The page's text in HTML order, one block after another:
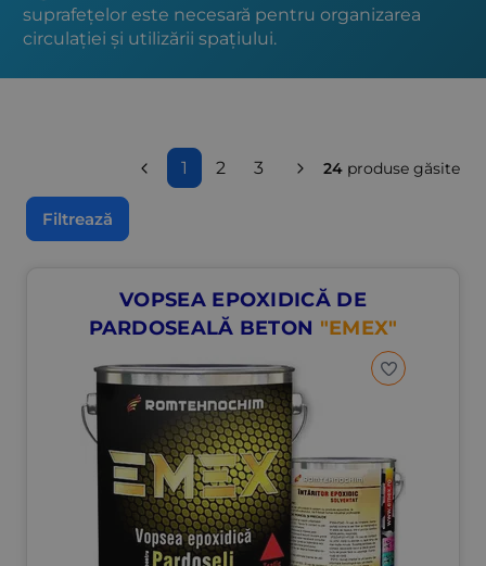
suprafețelor este necesară pentru organizarea
circulației și utilizării spațiului.
1 2 3 24 produse găsite
Filtrează
VOPSEA EPOXIDICĂ DE
PARDOSEALĂ BETON "EMEX"